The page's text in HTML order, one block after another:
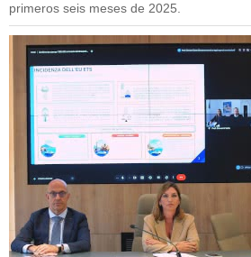
primeros seis meses de 2025.